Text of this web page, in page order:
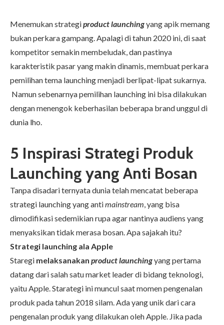
Menemukan strategiproduct launchingyang apik memang
bukan perkara gampang. Apalagi di tahun 2020 ini, di saat
kompetitor semakin membeludak, dan pastinya
karakteristik pasar yang makin dinamis, membuat perkara
pemilihan tema launching menjadi berlipat-lipat sukarnya.
Namun sebenarnya pemilihan launching ini bisa dilakukan
dengan menengok keberhasilan beberapa brand unggul di
dunia lho.
5 Inspirasi Strategi Produk
Launching yang Anti Bosan
Tanpa disadari ternyata dunia telah mencatat beberapa
strategi launching yang antimainstream, yang bisa
dimodifikasi sedemikian rupa agar nantinya audiens yang
menyaksikan tidak merasa bosan. Apa sajakah itu?
Strategi launching ala Apple
Staregi melaksanakan product launchingyang pertama
datang dari salah satu market leader di bidang teknologi,
yaitu Apple. Starategi ini muncul saat momen pengenalan
produk pada tahun 2018 silam. Ada yang unik dari cara
pengenalan produk yang dilakukan oleh Apple. Jika pada